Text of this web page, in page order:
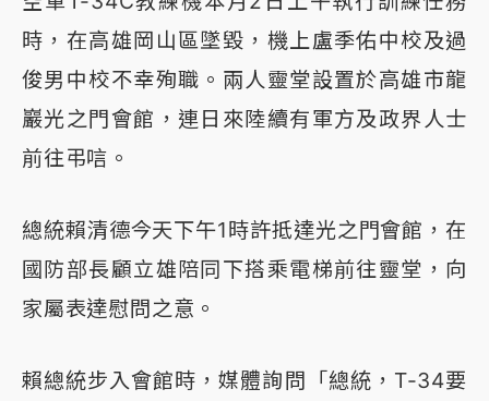
時，在高雄岡山區墜毀，機上盧季佑中校及過
俊男中校不幸殉職。兩人靈堂設置於高雄市龍
巖光之門會館，連日來陸續有軍方及政界人士
前往弔唁。
總統賴清德今天下午1時許抵達光之門會館，在
國防部長顧立雄陪同下搭乘電梯前往靈堂，向
家屬表達慰問之意。
賴總統步入會館時，媒體詢問「總統，T-34要